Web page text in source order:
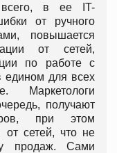
всего, в ее IT-
от ручного
повышается
от сетей,
по работе с
едином для всех
Маркетологи
получают
при этом
от сетей, что не
продаж. Сами